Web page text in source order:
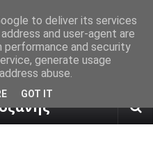
πρόγνωση καιρού από το
to deliver its services
and user-agent are
performance and security
generate usage
abuse.
GOT IT